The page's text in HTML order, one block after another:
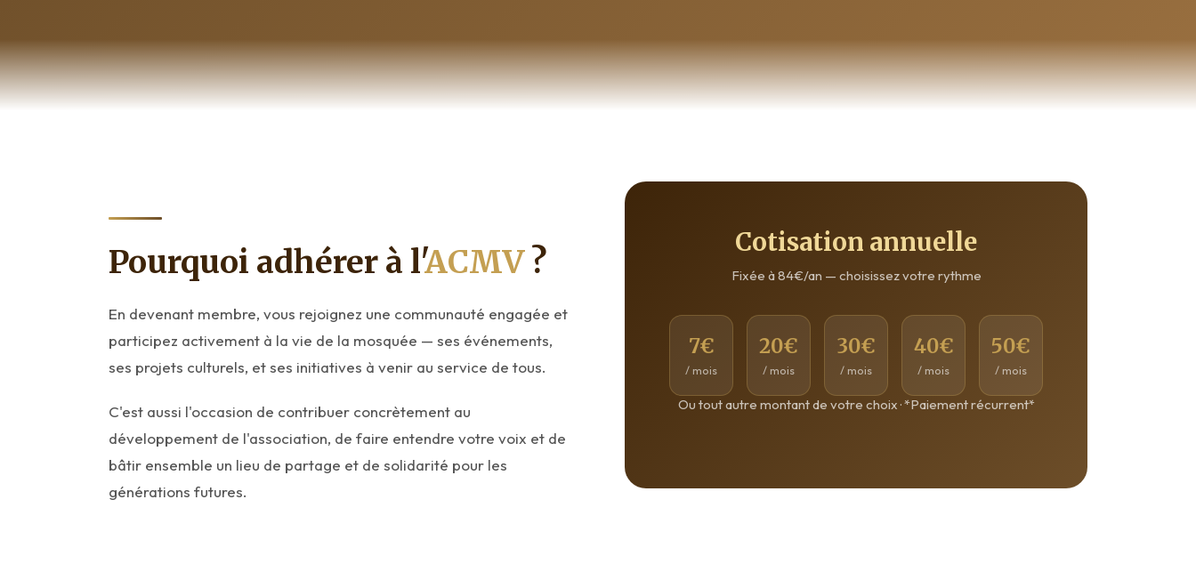
Pourquoi adhérer à l'ACMV?
En devenant membre, vous rejoignez une communauté engagée et
participez activement à la vie de la mosquée — ses événements,
ses projets culturels, et ses initiatives à venir au service de tous.
C'est aussi l'occasion de contribuer concrètement au
développement de l'association, de faire entendre votre voix et de
bâtir ensemble un lieu de partage et de solidarité pour les
générations futures.
Cotisation annuelle
Fixée à 84€/an — choisissez votre rythme
7€
/ mois
20€
/ mois
30€
/ mois
40€
/ mois
50€
/ mois
Ou tout autre montant de votre choix · *Paiement récurrent*